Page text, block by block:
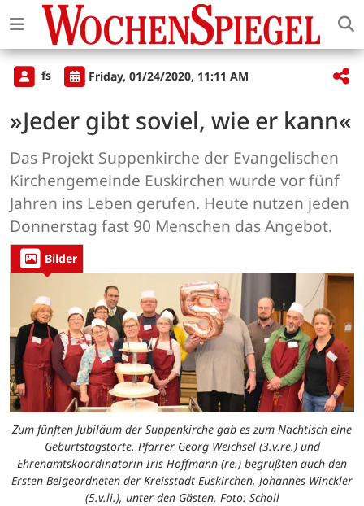
fs Friday, 01/24/2020, 11:11 AM
»Jeder gibt soviel, wie er kann«
Das Projekt Suppenkirche der Evangelischen
Kirchengemeinde Euskirchen wurde vor fünf
Jahren ins Leben gerufen. Heute nutzen jeden
Donnerstag fast 90 Menschen das Angebot.
Bilder
Zum fünften Jubiläum der Suppenkirche gab es zum Nachtisch eine
Geburtstagstorte. Pfarrer Georg Weichsel (3.v.re.) und
Ehrenamtskoordinatorin Iris Hoffmann (re.) begrüßten auch den
Ersten Beigeordneten der Kreisstadt Euskirchen, Johannes Winckler
(5.v.li.), unter den Gästen. Foto: Scholl